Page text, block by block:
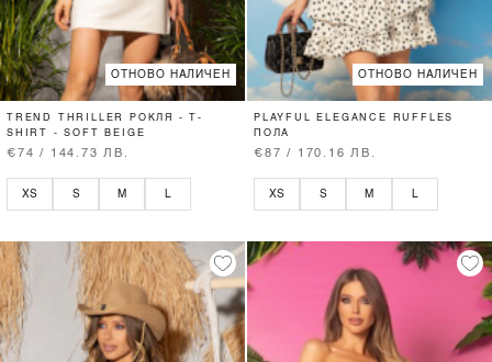
ОТНОВО НАЛИЧЕН
TREND THRILLER РОКЛЯ - T-
SHIRT - SOFT BEIGE
€74 / 144.73 ЛВ.
XS S M L
ОТНОВО НАЛИЧЕН
PLAYFUL ELEGANCE RUFFLES
ПОЛА
€87 / 170.16 ЛВ.
XS S M L